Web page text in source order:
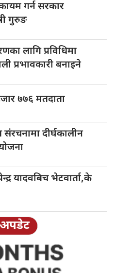
गर्न सरकार
गुरुङ
लागि प्रविधिमा
प्रभावकारी बनाइने
७७६ मतदाता
संरचनामा दीर्घकालीन
यादवबिच भेटवार्ता,के